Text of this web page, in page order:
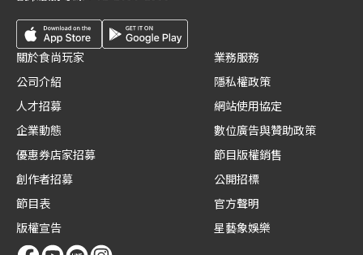
關於食尚玩家
公司介紹
人才招募
企業動態
優惠券店家招募
創作者招募
節目表
版權宣告
業務服務
隱私權政策
網站使用協定
數位廣告與贊助政策
節目版權銷售
公開招標
官方聲明
星藝象娛樂